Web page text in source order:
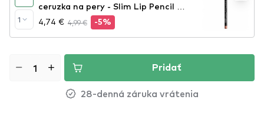
1
ceruzka na pery - Slim Lip Pencil –
Natural (SPL810)
4,74 € 4,99 € -5%
Pridať
28-denná záruka vrátenia